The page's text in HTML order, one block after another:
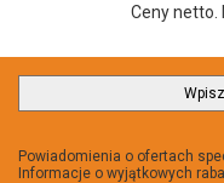
Ceny netto.
Powiadomienia o ofertach
Informacje o wyjątkowych